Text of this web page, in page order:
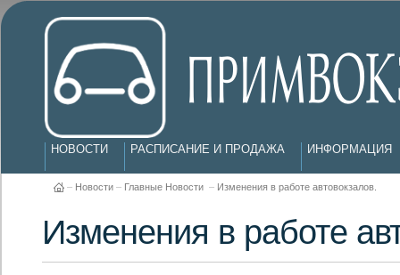
НОВОСТИ РАСПИСАНИЕ И ПРОДАЖА ИНФОРМАЦИЯ
– Новости – Главные Новости – Изменения в работе автовокзалов.
Изменения в работе